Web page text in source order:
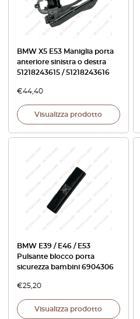
BMW X5 E53 Maniglia porta
anteriore sinistra o destra
51218243615 / 51218243616
€44,40
Visualizza prodotto
BMW E39 / E46 / E53
Pulsante blocco porta
sicurezza bambini 6904306
€25,20
Visualizza prodotto